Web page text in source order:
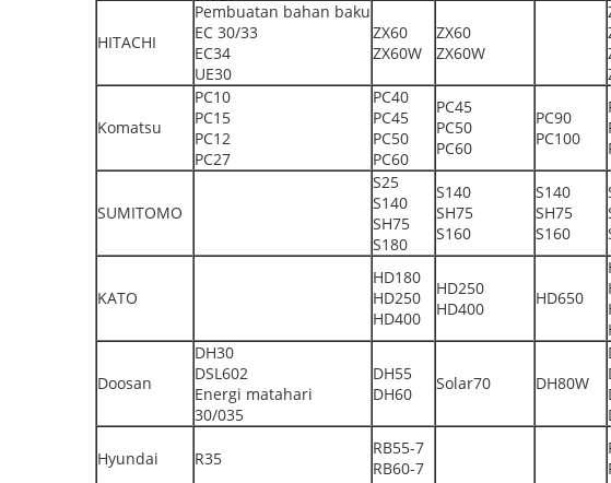
HITACHI
Pembuatan bahan baku
EC 30/33
EC34
UE30
ZX60
ZX60W
ZX60
ZX60W
Komatsu
PC10
PC15
PC12
PC27
PC40
PC45
PC50
PC60
PC45
PC50
PC60
PC90
PC100
SUMITOMO
S25
S140
SH75
S180
S140
SH75
S160
S140
SH75
S160
KATO
HD180
HD250
HD400
HD250
HD400
HD650
Doosan
DH30
DSL602
Energi matahari
30/035
DH55
DH60
Solar70 DH80W
Hyundai R35
RB55-7
RB60-7